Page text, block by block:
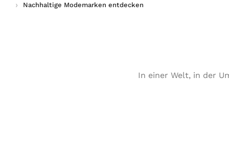
Nachhaltige Modemarken entdecken
In einer Welt, in der